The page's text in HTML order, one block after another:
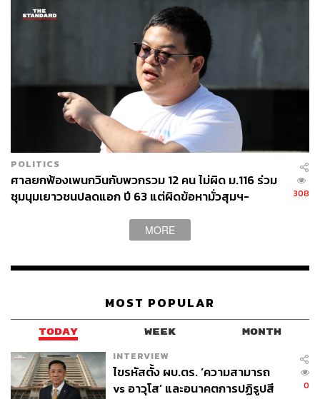
POLITICS
ศาลยกฟ้องเพนกวินกับพวกรวม 12 คน ไม่ผิด ม.116 ร่วม
ชุมนุมเยาวชนปลดแอก ปี 63 แต่ผิดข้อหามั่วสุมฯ-
308
MORE
MOST POPULAR
TODAY WEEK MONTH
INTERVIEW
ไขรหัสตั้ง ผบ.ตร. ‘ความสามารถ
vs อาวุโส’ และอนาคตการปฏิรูปสี
0